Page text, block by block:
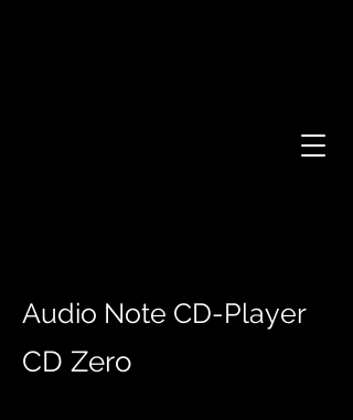
Audio Note CD-Player
CD Zero